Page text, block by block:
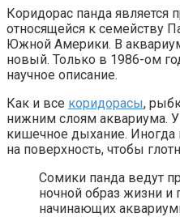
Коридорас панда является
относящейся к семейству
Южной Америки. В
новый. Только в 1986-ом
научное описание.
Как и все коридорасы,
нижним слоям аквариума.
кишечное дыхание.
на поверхность, чтобы
Сомики панда ведут
ночной образ жизни и
начинающих